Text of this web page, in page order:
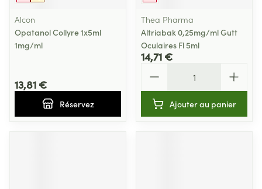
Alcon
Opatanol Collyre 1x5ml
1mg/ml
13,81 €
Réservez
Thea Pharma
Altriabak 0,25mg/ml Gutt
Oculaires Fl 5ml
14,71 €
Ajouter au panier